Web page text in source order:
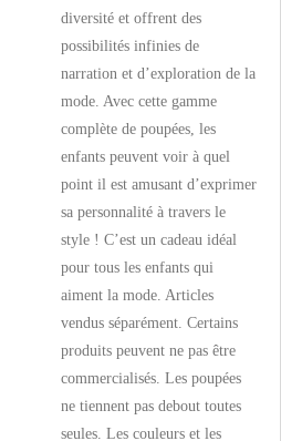
diversité et offrent des
possibilités infinies de
narration et d’exploration de la
mode. Avec cette gamme
complète de poupées, les
enfants peuvent voir à quel
point il est amusant d’exprimer
sa personnalité à travers le
style ! C’est un cadeau idéal
pour tous les enfants qui
aiment la mode. Articles
vendus séparément. Certains
produits peuvent ne pas être
commercialisés. Les poupées
ne tiennent pas debout toutes
seules. Les couleurs et les